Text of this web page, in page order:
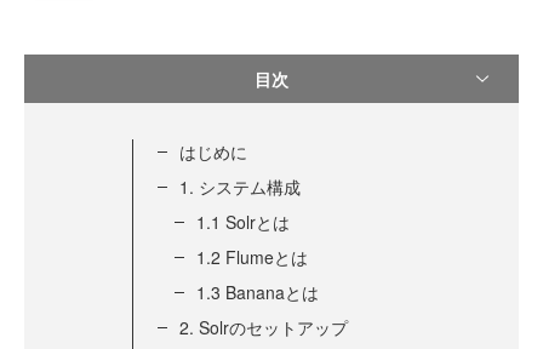
目次
はじめに
1. システム構成
1.1 Solrとは
1.2 Flumeとは
1.3 Bananaとは
2. Solrのセットアップ